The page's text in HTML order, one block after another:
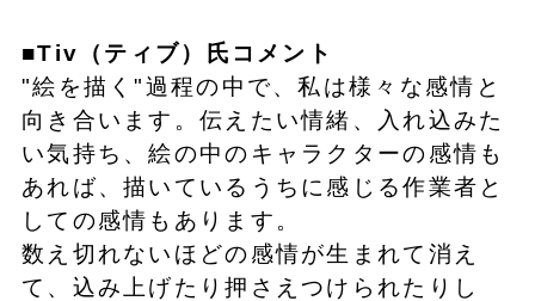
■Tiv（ティブ）氏コメント
"絵を描く"過程の中で、私は様々な感情と
向き合います。伝えたい情緒、入れ込みた
い気持ち、絵の中のキャラクターの感情も
あれば、描いているうちに感じる作業者と
しての感情もあります。
数え切れないほどの感情が生まれて消え
て、込み上げたり押さえつけられたりし